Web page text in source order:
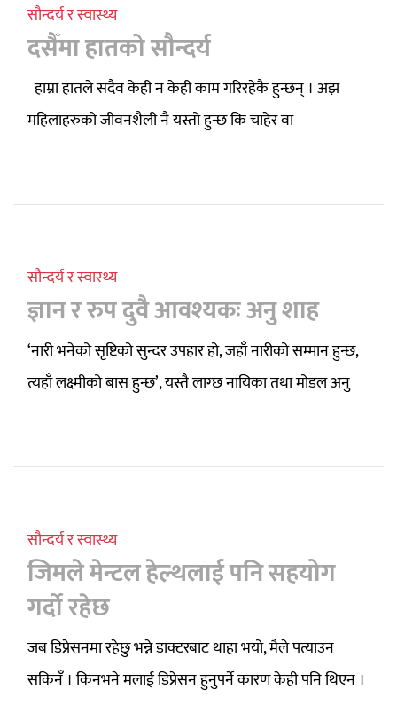
सौन्दर्य र स्वास्थ्य
दसैँमा हातको सौन्दर्य
हाम्रा हातले सदैव केही न केही काम गरिरहेकै हुन्छन् । अझ
महिलाहरुको जीवनशैली नै यस्तो हुन्छ कि चाहेर वा
सौन्दर्य र स्वास्थ्य
ज्ञान र रुप दुवै आवश्यकः अनु शाह
‘नारी भनेको सृष्टिको सुन्दर उपहार हो, जहाँ नारीको सम्मान हुन्छ,
त्यहाँ लक्ष्मीको बास हुन्छ’, यस्तै लाग्छ नायिका तथा मोडल अनु
सौन्दर्य र स्वास्थ्य
जिमले मेन्टल हेल्थलाई पनि सहयोग
गर्दो रहेछ
जब डिप्रेसनमा रहेछु भन्ने डाक्टरबाट थाहा भयो, मैले पत्याउन
सकिनँ । किनभने मलाई डिप्रेसन हुनुपर्ने कारण केही पनि थिएन ।